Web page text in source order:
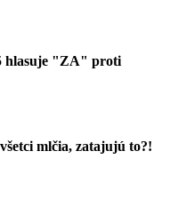
hlasuje "ZA" proti
mlčia, zatajujú to?!